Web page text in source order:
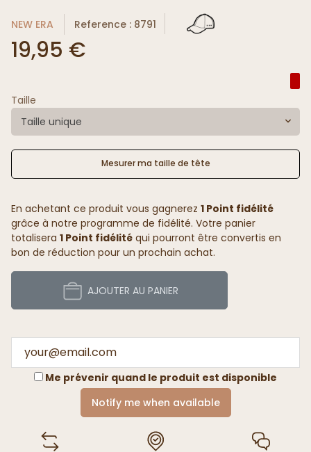
NEW ERA Reference : 8791
19,95 €
Taille
Taille unique
Mesurer ma taille de tête
En achetant ce produit vous gagnerez 1 Point fidélité
grâce à notre programme de fidélité. Votre panier
totalisera 1 Point fidélité qui pourront être convertis en
bon de réduction pour un prochain achat.
AJOUTER AU PANIER
Me prévenir quand le produit est disponible
Notify me when available